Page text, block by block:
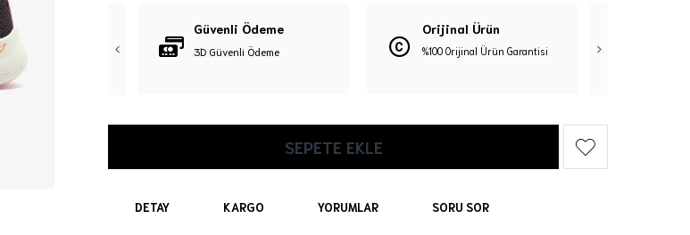
SEPETE EKLE
Ürün
Ürün Garantisi
Güvenli Ödeme
3D Güvenli Ödeme
Orijinal Ürün
%100 Orijinal Ürün Garantisi
DETAY KARGO YORUMLAR SORU SOR